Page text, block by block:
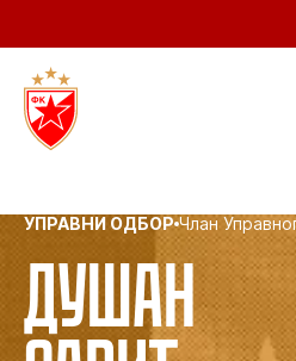
УПРАВНИ ОДБОР Члан
Душан